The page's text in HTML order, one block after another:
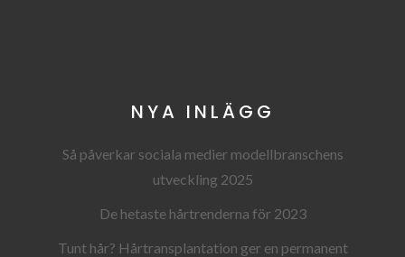
NYA INLÄGG
Så påverkar sociala medier modellbranschens
utveckling 2025
De hetaste hårtrenderna för 2023
Tunt hår? Hårtransplantation ger en permanent